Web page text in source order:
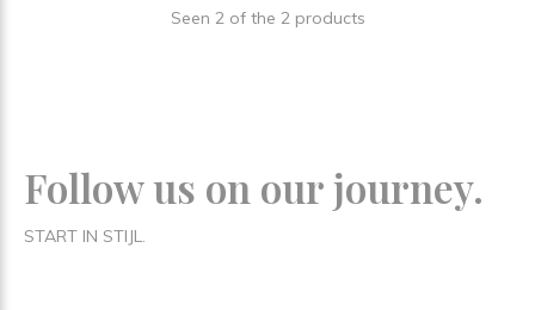
Seen 2 of the 2 products
Follow us on our journey.
START IN STIJL.